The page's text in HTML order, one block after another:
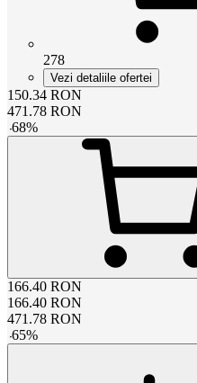
278
Vezi detaliile ofertei
150.34 RON
471.78 RON
-68%
166.40 RON
166.40 RON
471.78 RON
-65%